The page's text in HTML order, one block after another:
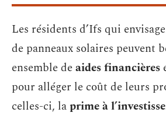
Les résidents d’Ifs qui
de panneaux solaires peuvent
ensemble deaides financières
pour alléger le coût de leurs
celles-ci, laprime à